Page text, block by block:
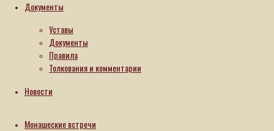
Документы
Уставы
Документы
Правила
Толкования и комментарии
Новости
Монашеские встречи